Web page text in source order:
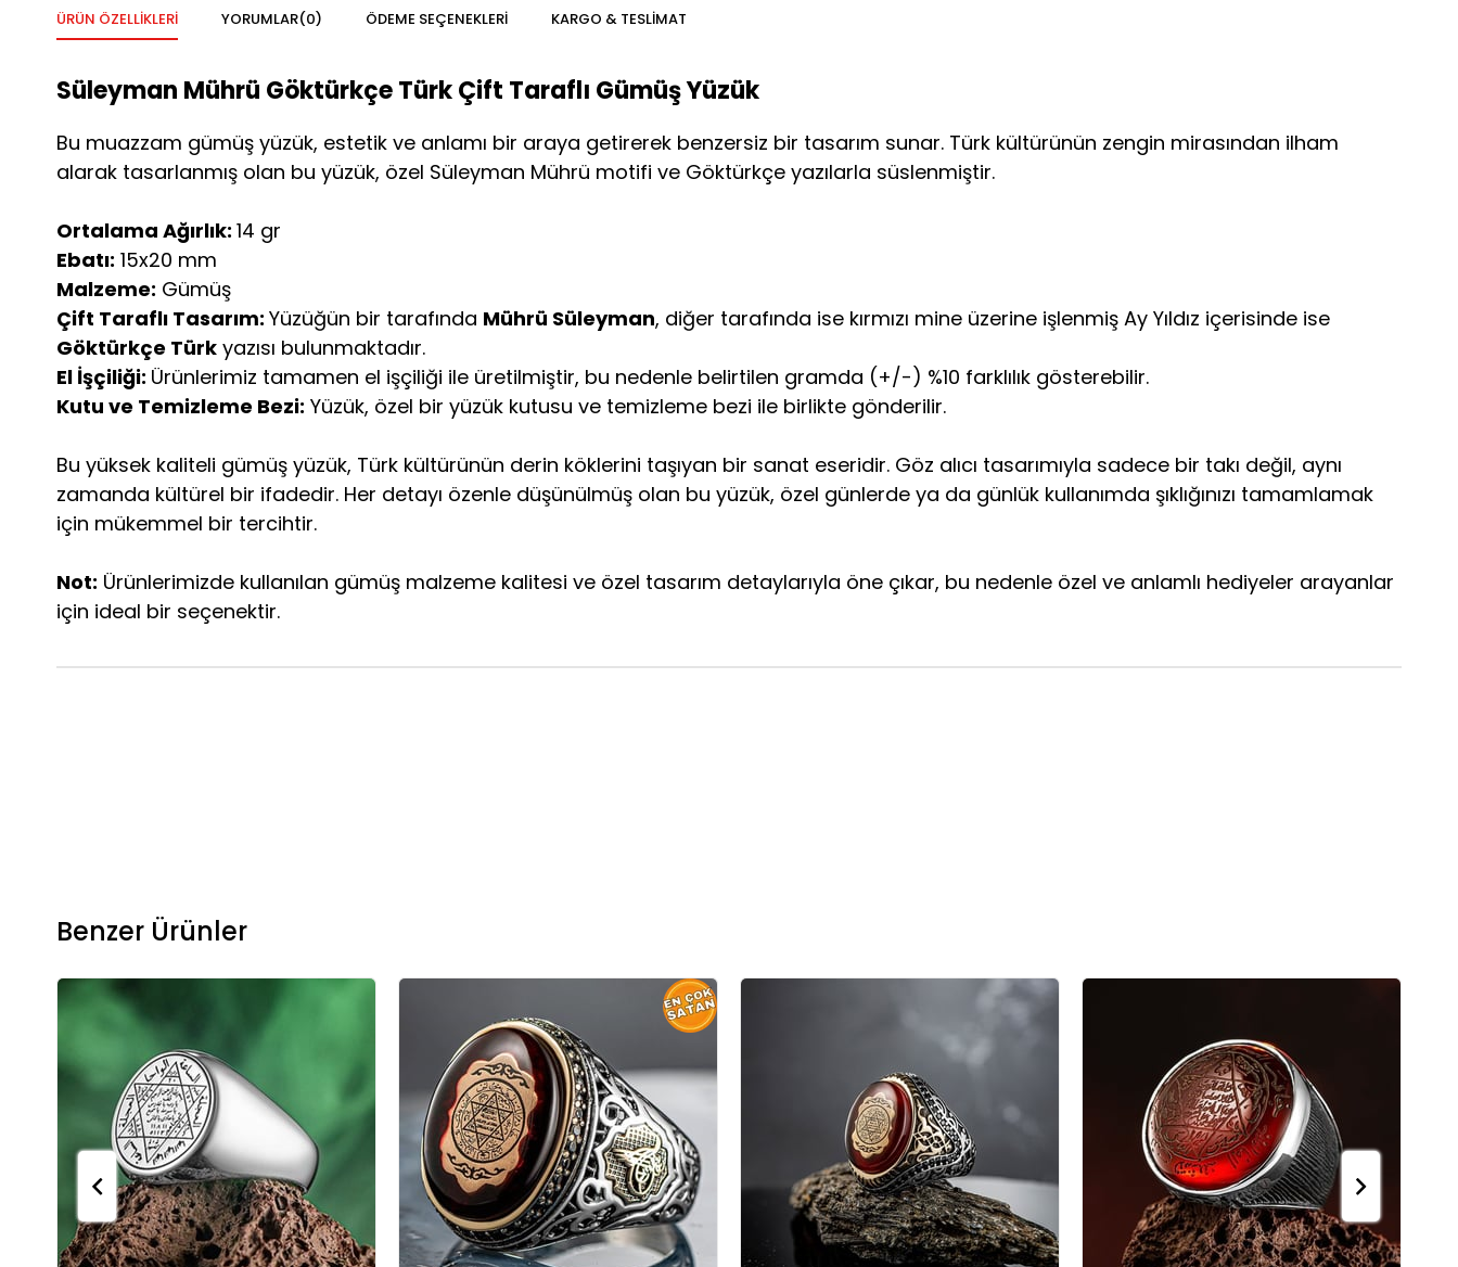
ÜRÜN ÖZELLIKLERI YORUMLAR(0) ÖDEME SEÇENEKLERI KARGO & TESLIMAT
Süleyman Mührü Göktürkçe Türk Çift Taraflı Gümüş Yüzük
Bu muazzam gümüş yüzük, estetik ve anlamı bir araya getirerek benzersiz bir tasarım sunar. Türk kültürünün zengin mirasından ilham
alarak tasarlanmış olan bu yüzük, özel Süleyman Mührü motifi ve Göktürkçe yazılarla süslenmiştir.
Ortalama Ağırlık: 14 gr
Ebatı: 15x20 mm
Malzeme: Gümüş
Çift Taraflı Tasarım: Yüzüğün bir tarafında Mührü Süleyman, diğer tarafında ise kırmızı mine üzerine işlenmiş Ay Yıldız içerisinde ise
Göktürkçe Türk yazısı bulunmaktadır.
El İşçiliği: Ürünlerimiz tamamen el işçiliği ile üretilmiştir, bu nedenle belirtilen gramda (+/-) %10 farklılık gösterebilir.
Kutu ve Temizleme Bezi: Yüzük, özel bir yüzük kutusu ve temizleme bezi ile birlikte gönderilir.
Bu yüksek kaliteli gümüş yüzük, Türk kültürünün derin köklerini taşıyan bir sanat eseridir. Göz alıcı tasarımıyla sadece bir takı değil, aynı
zamanda kültürel bir ifadedir. Her detayı özenle düşünülmüş olan bu yüzük, özel günlerde ya da günlük kullanımda şıklığınızı tamamlamak
için mükemmel bir tercihtir.
Not: Ürünlerimizde kullanılan gümüş malzeme kalitesi ve özel tasarım detaylarıyla öne çıkar, bu nedenle özel ve anlamlı hediyeler arayanlar
için ideal bir seçenektir.
Benzer Ürünler